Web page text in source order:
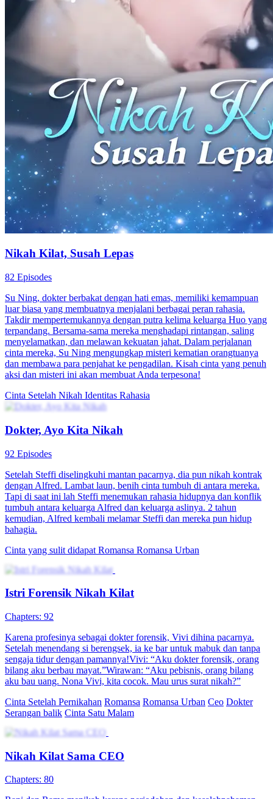
Nikah Kilat, Cinta Mengguncang
78 Episodes
Nikah Kilat, Cinta Mengguncang
Cinta yang sulit didapatRomansaRomansa Urban
Pernikahan Tak Sengaja
64 Episodes
setahun kemudian. Setahun kemudian, saling lupa, Xiao jadi chef
cinta baru.
Cinta Setelah Nikah